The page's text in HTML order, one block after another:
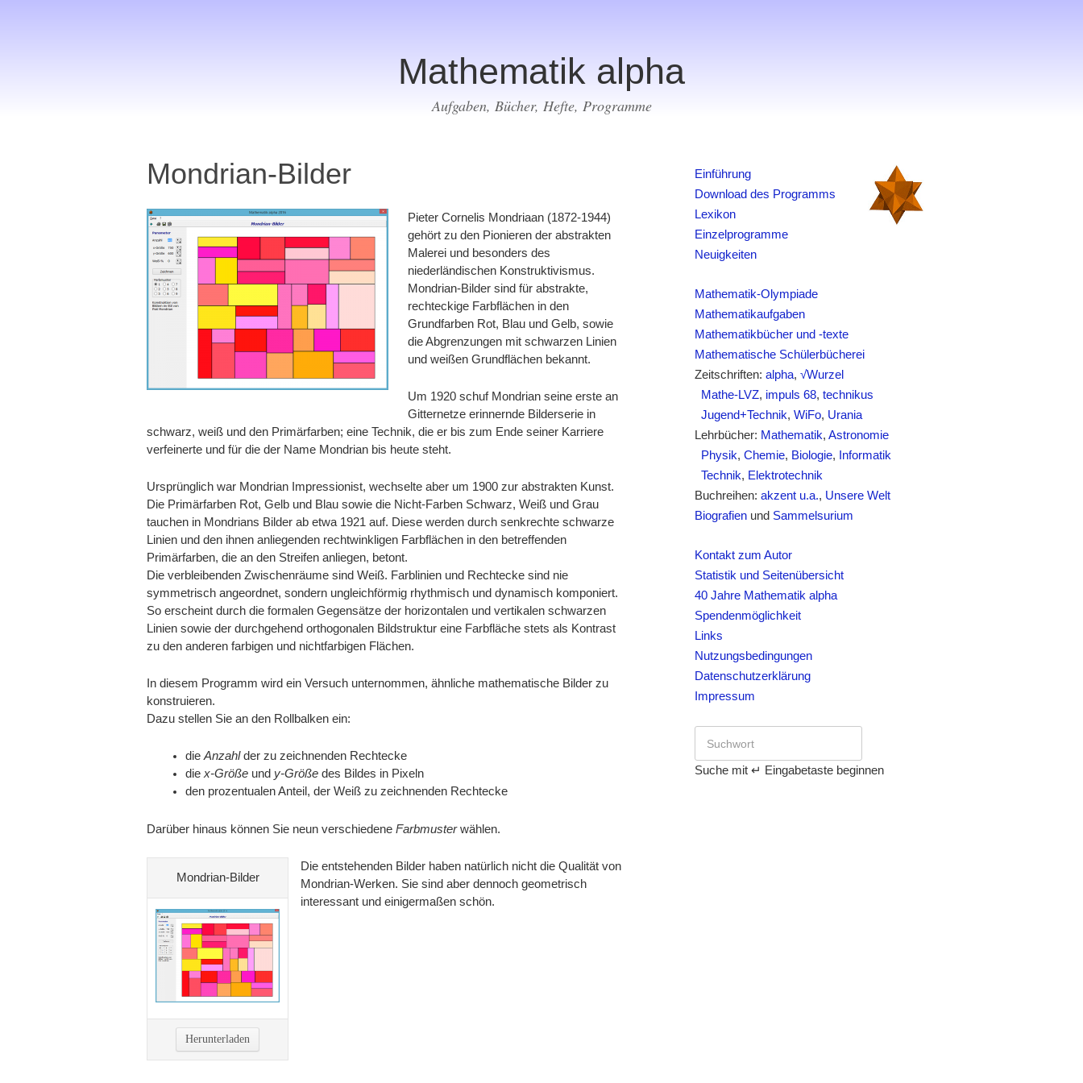
Mathematik alpha
Aufgaben, Bücher, Hefte, Programme
Mondrian-Bilder
Pieter Cornelis Mondriaan (1872-1944)
gehört zu den Pionieren der abstrakten
Malerei und besonders des
niederländischen Konstruktivismus.
Mondrian-Bilder sind für abstrakte,
rechteckige Farbflächen in den
Grundfarben Rot, Blau und Gelb, sowie
die Abgrenzungen mit schwarzen Linien
und weißen Grundflächen bekannt.
Um 1920 schuf Mondrian seine erste an
Gitternetze erinnernde Bilderserie in
schwarz, weiß und den Primärfarben; eine Technik, die er bis zum Ende seiner Karriere
verfeinerte und für die der Name Mondrian bis heute steht.
Ursprünglich war Mondrian Impressionist, wechselte aber um 1900 zur abstrakten Kunst.
Die Primärfarben Rot, Gelb und Blau sowie die Nicht-Farben Schwarz, Weiß und Grau
tauchen in Mondrians Bilder ab etwa 1921 auf. Diese werden durch senkrechte schwarze
Linien und den ihnen anliegenden rechtwinkligen Farbflächen in den betreffenden
Primärfarben, die an den Streifen anliegen, betont.
Die verbleibenden Zwischenräume sind Weiß. Farblinien und Rechtecke sind nie
symmetrisch angeordnet, sondern ungleichförmig rhythmisch und dynamisch komponiert.
So erscheint durch die formalen Gegensätze der horizontalen und vertikalen schwarzen
Linien sowie der durchgehend orthogonalen Bildstruktur eine Farbfläche stets als Kontrast
zu den anderen farbigen und nichtfarbigen Flächen.
In diesem Programm wird ein Versuch unternommen, ähnliche mathematische Bilder zu
konstruieren.
Dazu stellen Sie an den Rollbalken ein:
die Anzahlder zu zeichnenden Rechtecke
die x-Größe und y-Größe des Bildes in Pixeln
den prozentualen Anteil, der Weiß zu zeichnenden Rechtecke
Darüber hinaus können Sie neun verschiedene Farbmusterwählen.
Mondrian-Bilder
Herunterladen
Die entstehenden Bilder haben natürlich nicht die Qualität von
Mondrian-Werken. Sie sind aber dennoch geometrisch
interessant und einigermaßen schön.
Einführung
Download des Programms
Lexikon
Einzelprogramme
Neuigkeiten
Mathematik-Olympiade
Mathematikaufgaben
Mathematikbücher und -texte
Mathematische Schülerbücherei
Zeitschriften: alpha, √Wurzel
Mathe-LVZ, impuls 68, technikus
Jugend+Technik, WiFo, Urania
Lehrbücher: Mathematik, Astronomie
Physik, Chemie, Biologie,
Informatik
Technik, Elektrotechnik
Buchreihen: akzent u.a., Unsere Welt
Biografien und Sammelsurium
Kontakt zum Autor
Statistik und Seitenübersicht
40 Jahre Mathematik alpha
Spendenmöglichkeit
Links
Nutzungsbedingungen
Datenschutzerklärung
Impressum
Suche mit ↵ Eingabetaste beginnen